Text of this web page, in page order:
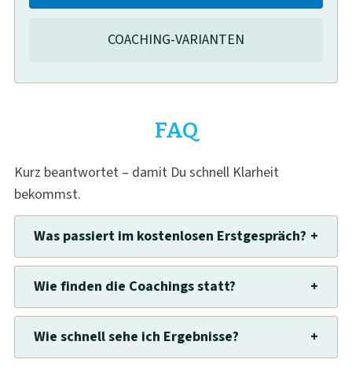
COACHING-VARIANTEN
FAQ
Kurz beantwortet – damit Du schnell Klarheit
bekommst.
Was passiert im kostenlosen Erstgespräch? +
Wie finden die Coachings statt? +
Wie schnell sehe ich Ergebnisse? +